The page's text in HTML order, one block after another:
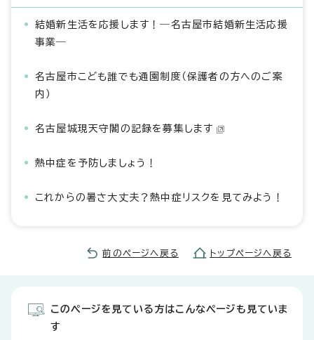
結婚新生活を応援します！―名古屋市結婚新生活応援
事業―
名古屋市こども誰でも通園制度（保護者の方へのご案
内）
名古屋城現天守閣の記録を募集します
熱中症を予防しましょう！
これからの暑さ大丈夫？熱中症リスクを見てみよう！
前のページへ戻る トップページへ戻る
このページを見ている方はこんなページも見ていま
す